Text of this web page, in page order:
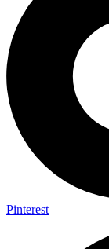
Pinterest